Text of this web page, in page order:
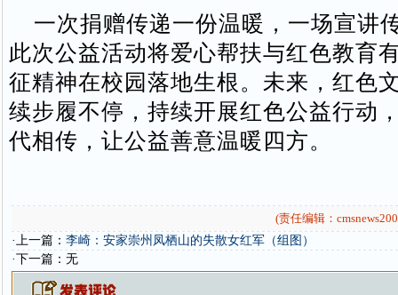
一次捐赠传递一份温暖，一场宣讲
此次公益活动将爱心帮扶与红色教育
征精神在校园落地生根。未来，红色
续步履不停，持续开展红色公益行动
代相传，让公益善意温暖四方。
(责任编辑：
·上一篇： 李崎：安家崇州凤栖山的失散女红军（组图）
·下一篇：无